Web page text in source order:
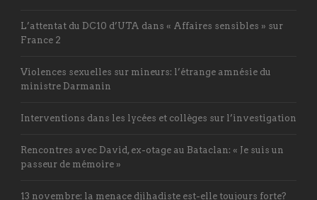
L’attentat du DC10 d’UTA dans « Affaires sensibles » sur
France 2
Violences sexuelles sur mineurs: l’étrange amnésie du
ministre Darmanin
Interventions dans les lycées et collèges sur l’investigation
Rencontres avec David, ex-otage au Bataclan: « Je suis un
passeur de mémoire »
13 novembre: la menace djihadiste est-elle toujours forte?